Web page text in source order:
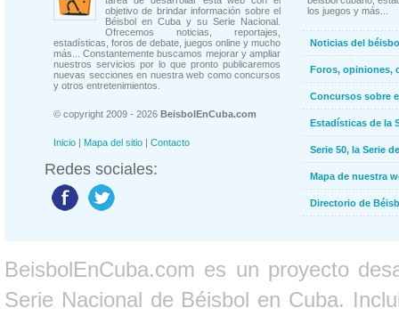
objetivo de brindar información sobre el
Béisbol en Cuba y su Serie Nacional.
Ofrecemos noticias, reportajes,
estadísticas, foros de debate, juegos online y mucho
más... Constantemente buscamos mejorar y ampliar
nuestros servicios por lo que pronto publicaremos
nuevas secciones en nuestra web como concursos
y otros entretenimientos.
© copyright 2009 - 2026 BeisbolEnCuba.com
Inicio | Mapa del sitio | Contacto
Redes sociales:
los juegos y más...
Noticias del
Foros, opiniones,
Concursos sobre
Estadísticas de la
Serie 50, la Serie
Mapa de nuestra
Directorio de
BeisbolEnCuba.com es un proyecto
Serie Nacional de Béisbol en Cuba.